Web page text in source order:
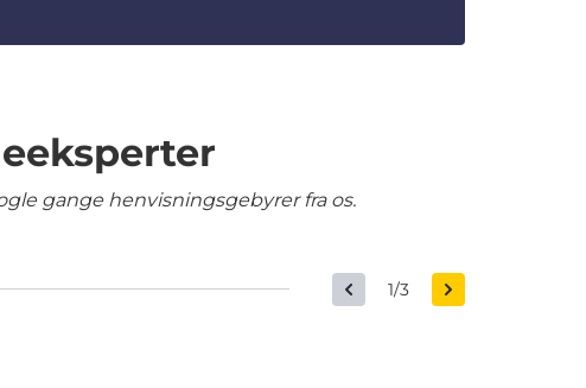
gange henvisningsgebyrer fra os.
1/3